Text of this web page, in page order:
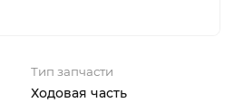
Тип запчасти
Ходовая часть